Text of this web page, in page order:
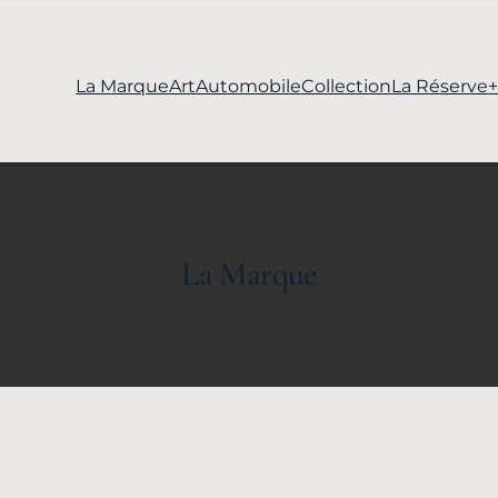
La MarqueArtAutomobileCollectionLa Réserve+
La Marque